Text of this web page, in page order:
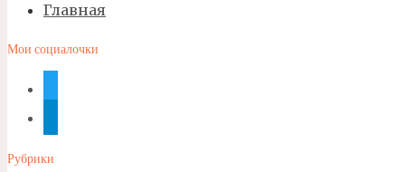
Главная
Мои социалочки
Рубрики